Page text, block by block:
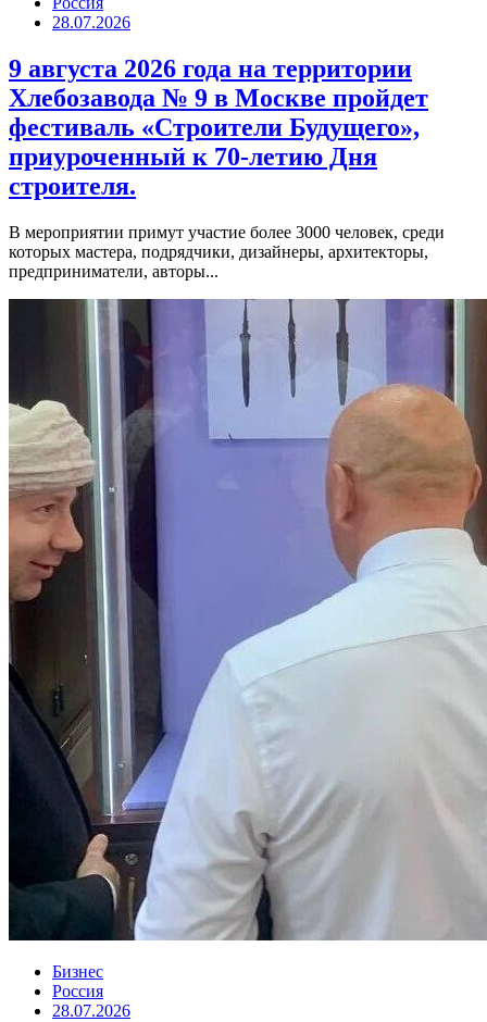
28.07.2026
9 августа 2026 года на территории
Хлебозавода № 9 в Москве пройдет
фестиваль «Строители Будущего»,
приуроченный к 70-летию Дня
строителя.
В мероприятии примут участие более 3000 человек, среди
которых мастера, подрядчики, дизайнеры, архитекторы,
предприниматели, авторы...
Бизнес
Россия
28.07.2026